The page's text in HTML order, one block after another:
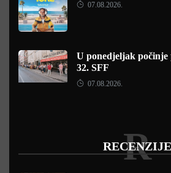
07.08.2026.
U ponedjeljak počinje
32. SFF
07.08.2026.
RECENZIJE
R